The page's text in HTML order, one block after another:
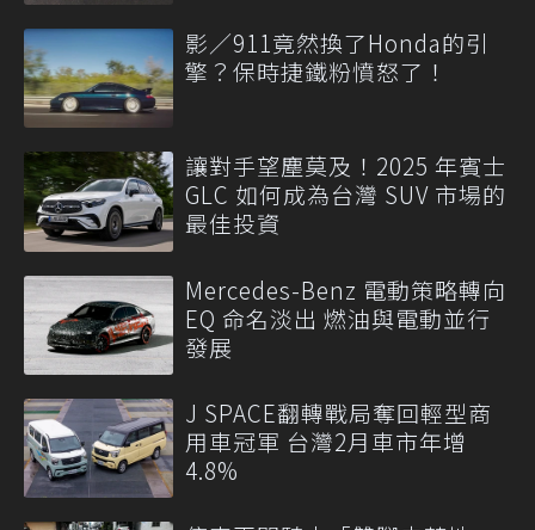
影／911竟然換了Honda的引
擎？保時捷鐵粉憤怒了！
讓對手望塵莫及！2025 年賓士
GLC 如何成為台灣 SUV 市場的
最佳投資
Mercedes-Benz 電動策略轉向
EQ 命名淡出 燃油與電動並行
發展
J SPACE翻轉戰局奪回輕型商
用車冠軍 台灣2月車市年增
4.8%